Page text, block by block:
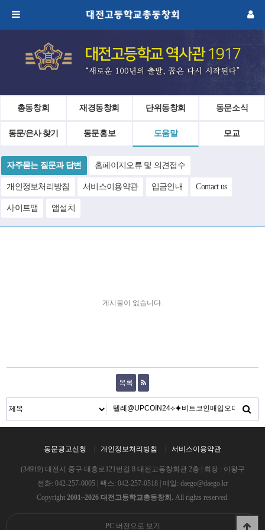
총동창회 재경동창회 단위동창회 동문소식
동문/은사 찾기 동문홍보 도움말 모교
자주묻는 질문과 답변 홈페이지오류 및 의견접수
개인정보처리방침 서비스이용약관 입금안내 Contact us
사이트맵 앱설치
게시물이 없습니다.
목록
동문광고신청 개인정보처리방침 서비스이용약관
(34919) 대전시 중구 대흥로121번길 8 대전고동창회관 2층 | 회장 : 이왕구
전화: 042-257-0005 | 팩스: 042-257-0518 | 메일: daego@daego.kr
Copyright 2001~2026 대전고등학교총동창회. All rights reserved.
PC 버전으로 보기